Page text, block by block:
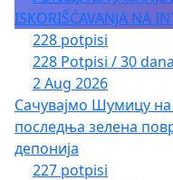
ISKORIŠĆAVANJA NA
228 potpisi
228 Potpisi / 30 dana
2 Aug 2026
Сачувајмо Шумицу
последња зелена
депонија
227 potpisi